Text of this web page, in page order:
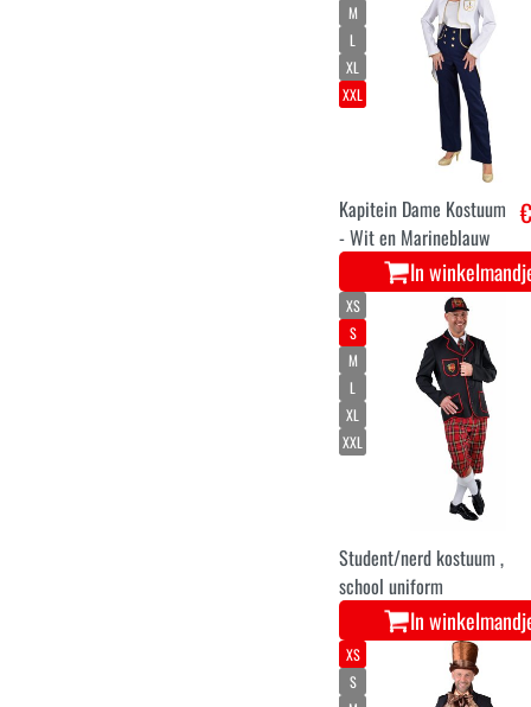
M
L
XL
XXL
Kapitein Dame Kostuum
- Wit en Marineblauw
In
XS
S
M
L
XL
XXL
Student/nerd kostuum ,
school uniform
In
XS
S